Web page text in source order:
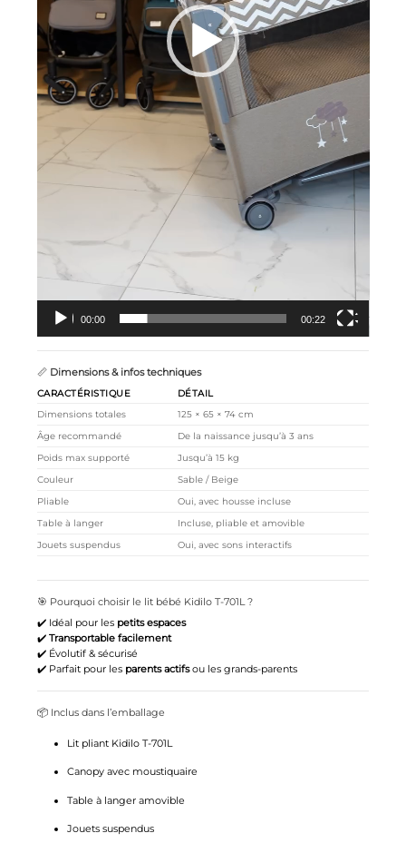
00:00 00:22
📏 Dimensions & infos techniques
CARACTÉRISTIQUE
DÉTAIL
Dimensions totales
125 × 65 × 74 cm
Âge recommandé
De la naissance jusqu’à 3 ans
Poids max supporté
Jusqu’à 15 kg
Couleur
Sable / Beige
Pliable
Oui, avec housse incluse
Table à langer
Incluse, pliable et amovible
Jouets suspendus
Oui, avec sons interactifs
🎯 Pourquoi choisir le lit bébé Kidilo T-701L ?
✔️ Idéal pour les petits espaces
✔️ Transportable facilement
✔️ Évolutif & sécurisé
✔️ Parfait pour les parents actifsou les grands-parents
📦 Inclus dans l’emballage
Lit pliant Kidilo T-701L
Canopy avec moustiquaire
Table à langer amovible
Jouets suspendus